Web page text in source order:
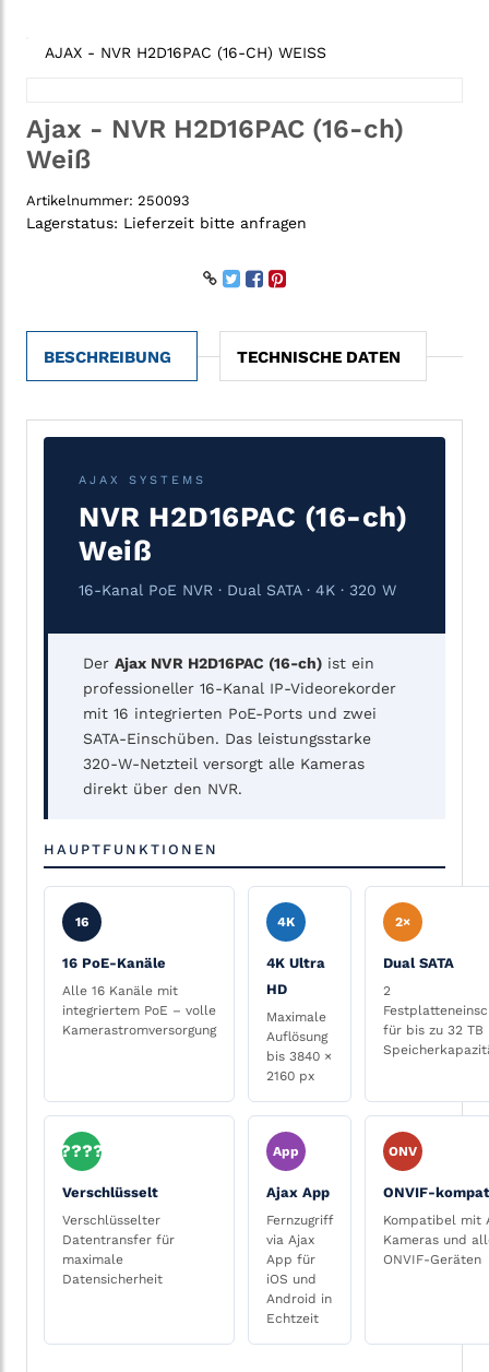
AJAX - NVR H2D16PAC (16-CH) WEISS
Ajax - NVR H2D16PAC (16-ch)
Weiß
Artikelnummer: 250093
Lagerstatus: Lieferzeit bitte anfragen
BESCHREIBUNG TECHNISCHE DATEN
AJAX SYSTEMS
NVR H2D16PAC (16-ch)
Weiß
16-Kanal PoE NVR · Dual SATA · 4K · 320 W
Der Ajax NVR H2D16PAC (16-ch) ist ein
professioneller 16-Kanal IP-Videorekorder
mit 16 integrierten PoE-Ports und zwei
SATA-Einschüben. Das leistungsstarke
320-W-Netzteil versorgt alle Kameras
direkt über den NVR.
HAUPTFUNKTIONEN
16
16 PoE-Kanäle
Alle 16 Kanäle mit
integriertem PoE – volle
Kamerastromversorgung
4K
4K Ultra
HD
Maximale
Auflösung
bis 3840 ×
2160 px
2×
Dual SATA
2
für bis zu 32 TB
????
Verschlüsselt
Verschlüsselter
Datentransfer für
maximale
Datensicherheit
App
Ajax App
Fernzugriff
via Ajax
App für
iOS und
Android in
Echtzeit
ONV
ONVIF-
Kompatibel mit
Kameras und
ONVIF-Geräten